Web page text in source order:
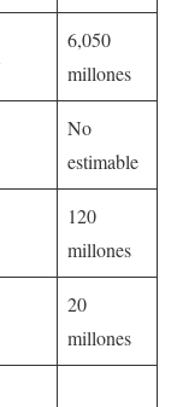
6,050
millones
No
estimable
120
millones
20
millones